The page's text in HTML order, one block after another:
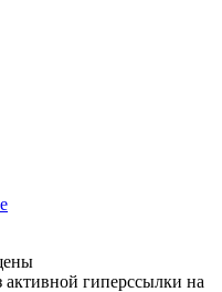
активной гиперссылки на